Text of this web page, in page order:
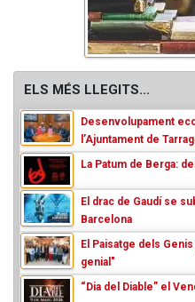
ELS MÉS LLEGITS...
Desenvolupament
l’Ajuntament de
La Patum de Berga:
El drac de Gaudí se
Barcelona
El Paisatge dels
genial"
“Dia del Diable” el